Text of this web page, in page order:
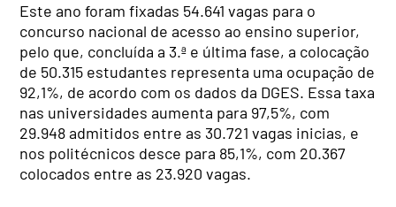
Este ano foram fixadas 54.641 vagas para o
concurso nacional de acesso ao ensino superior,
pelo que, concluída a 3.ª e última fase, a colocação
de 50.315 estudantes representa uma ocupação de
92,1%, de acordo com os dados da DGES. Essa taxa
nas universidades aumenta para 97,5%, com
29.948 admitidos entre as 30.721 vagas inicias, e
nos politécnicos desce para 85,1%, com 20.367
colocados entre as 23.920 vagas.